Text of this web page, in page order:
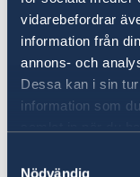
vidarebefordrar
information från
annons- och
Dessa kan i sin
information som
Nödvändig
Estratto
dallo
contenere
di nascita,
residenza.
differente